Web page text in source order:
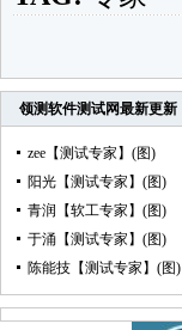
领测软件测试网最新更新
zee【测试专家】(图)
阳光【测试专家】(图)
青润【软工专家】(图)
于涌【测试专家】(图)
陈能技【测试专家】(图)